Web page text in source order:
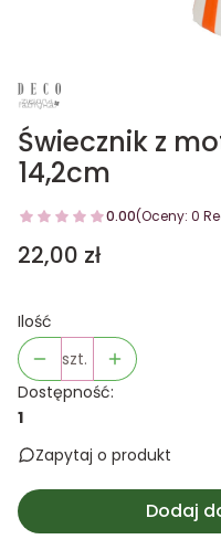
Świecznik z
14,2cm
0.00(Oceny: 0
Cena
22,00 zł
Ilość
szt.
Dostępność:
1
Zapytaj o produkt
Dodaj